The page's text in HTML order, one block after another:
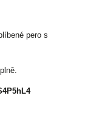
pero s